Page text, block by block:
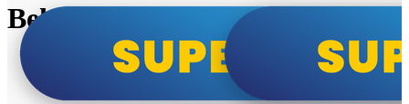
Beko i Tesla super cene